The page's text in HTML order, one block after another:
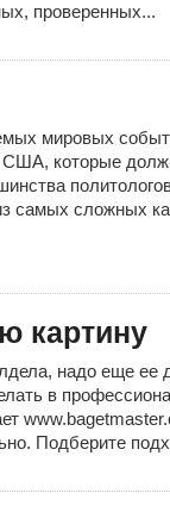
проверенных...
мировых
которые
самых сложных
картину
надо еще ее
в
Подберите